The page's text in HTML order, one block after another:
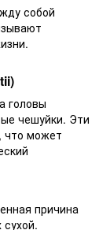
собой
головы
чешуйки. Эти
что может
причина